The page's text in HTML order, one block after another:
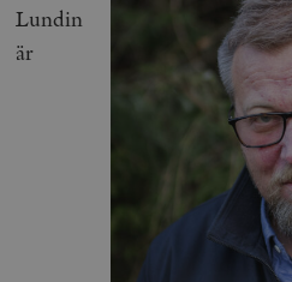
Lundin
är